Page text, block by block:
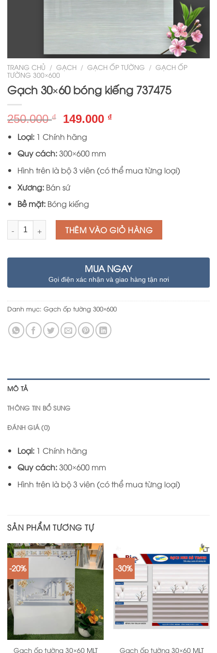
TRANG CHỦ / GẠCH / GẠCH ỐP TƯỜNG / GẠCH ỐP
TƯỜNG 300×600
Gạch 30×60 bóng kiếng 737475
250.000₫
Giá
là:
250.000 ₫.
149.000 ₫Giá
149.000 ₫.
Loại:1 Chính hãng
Quy cách:300×600 mm
Hình trên là bộ 3 viên (có thể mua từng loại)
Xương:Bán sứ
Bề mặt:Bóng kiếng
Số lượng THÊM VÀO GIỎ HÀNG
MUA NGAY
Gọi điện xác nhận và giao hàng tận nơi
Danh mục: Gạch ốp tường 300×600
MÔ TẢ
THÔNG TIN BỔ SUNG
ĐÁNH GIÁ (0)
Loại:1 Chính hãng
Quy cách:300×600 mm
Hình trên là bộ 3 viên (có thể mua từng loại)
SẢN PHẨM TƯƠNG TỰ
-20%
Gạch ốp tường 30×60 MLT
-30%
Gạch ốp tường 30×60 MLT